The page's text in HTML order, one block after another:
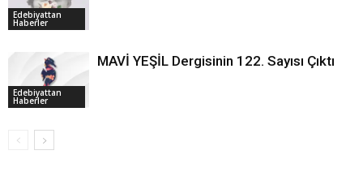
Edebiyattan
Haberler
Edebiyattan
Haberler
MAVİ YEŞİL Dergisinin 122. Sayısı Çıktı